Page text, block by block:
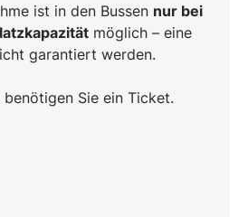
ist in den Bussen nur bei
möglich – eine
garantiert werden.
benötigen Sie ein Ticket.